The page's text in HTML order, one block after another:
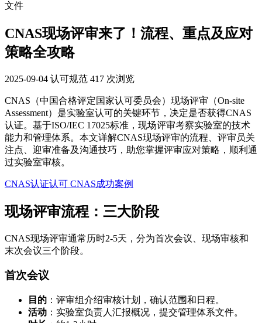
文件
CNAS现场评审来了！流程、重点及应对
策略全攻略
2025-09-04 认可规范 417 次浏览
CNAS（中国合格评定国家认可委员会）现场评审（On-site
Assessment）是实验室认可的关键环节，决定是否获得CNAS
认证。基于ISO/IEC 17025标准，现场评审考察实验室的技术
能力和管理体系。本文详解CNAS现场评审的流程、评审员关
注点、迎审准备及沟通技巧，助您掌握评审应对策略，顺利通
过实验室审核。
CNAS认证认可 CNAS成功案例
现场评审流程：三大阶段
CNAS现场评审通常历时2-5天，分为首次会议、现场审核和
末次会议三个阶段。
首次会议
目的 ：评审组介绍审核计划，确认范围和日程。
活动 ：实验室负责人汇报概况，提交管理体系文件。